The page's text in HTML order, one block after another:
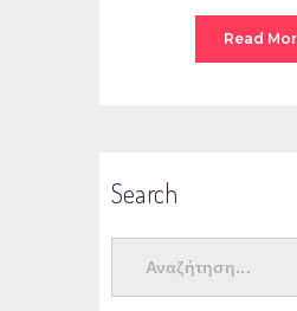
Read
Search
Search